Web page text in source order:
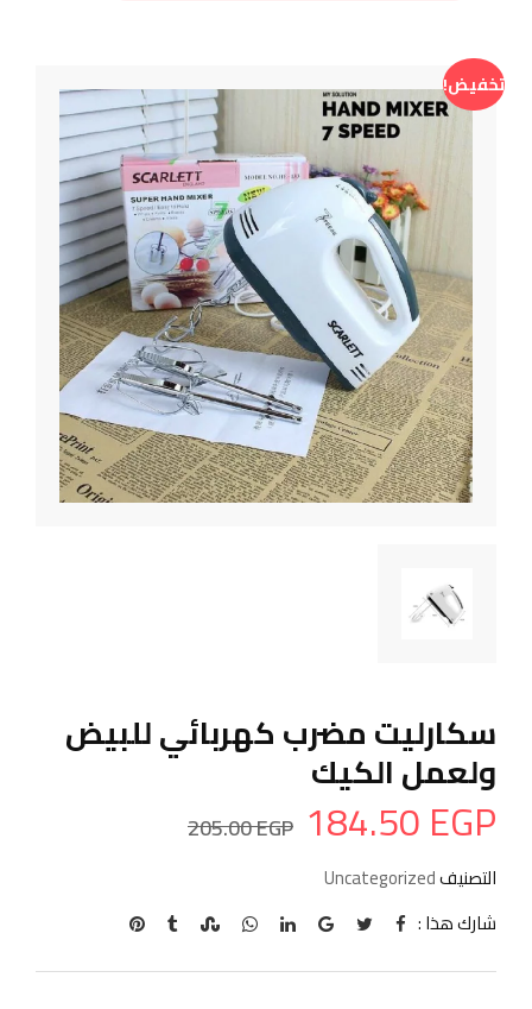
تخفيض!
سكارليت مضرب كهربائي للبيض
ولعمل الكيك
184.50EGP
205.00EGP
التصنيفUncategorized
شارك هذا :
Google+
LinkedIn
Whatsapp
StumbleUpon
Tumblr
Pinterest